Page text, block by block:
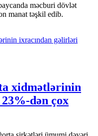
məcburi dövlət
manat təşkil edib.
xidmətlərinin
dən çox